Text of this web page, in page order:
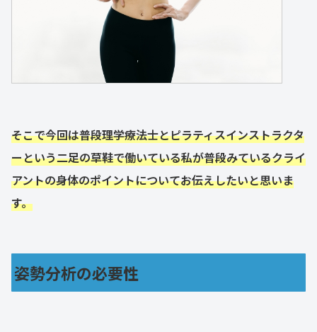
そこで今回は普段理学療法士とピラティスインストラクタ
ーという二足の草鞋で働いている私が普段みているクライ
アントの身体のポイントについてお伝えしたいと思いま
す。
姿勢分析の必要性